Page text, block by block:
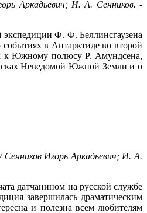
Аркадьевич; И. А. Сенников. -
экспедиции Ф. Ф. Беллинсгаузена
в Антарктиде во второй
к Южному полюсу Р. Амундсена,
Неведомой Южной Земли и о
Сенников Игорь Аркадьевич; И. А.
датчанином на русской службе
завершилась драматическим
и полезна всем любителям